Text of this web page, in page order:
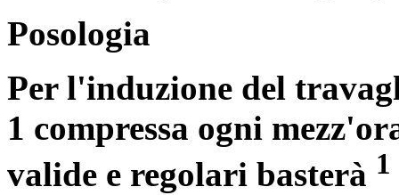
Posologia
Per l'induzione del
1 compressa ogni
valide e regolari basterà 1